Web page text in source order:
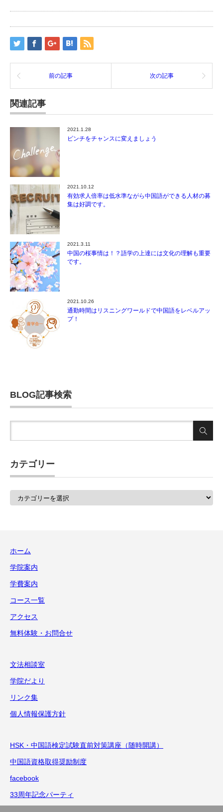
前の記事 次の記事
関連記事
2021.1.28
ピンチをチャンスに変えましょう
2021.10.12
有効求人倍率は低水準ながら中国語ができる人材の募
集は好調です。
2021.3.11
中国の桜事情は！？語学の上達には文化の理解も重要
です。
2021.10.26
通勤時間はリスニングワールドで中国語をレベルアッ
プ！
BLOG記事検索
カテゴリー
ホーム
学院案内
学費案内
コース一覧
アクセス
無料体験・お問合せ
文法相談室
学院だより
リンク集
個人情報保護方針
HSK・中国語検定試験直前対策講座（随時開講）
中国語資格取得奨励制度
facebook
33周年記念パーティ